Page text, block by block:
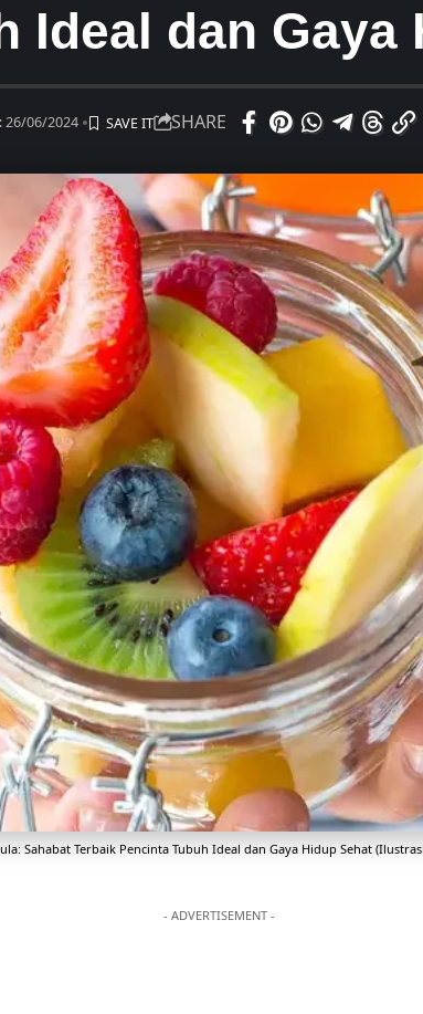
Ideal dan Gaya
26/06/2024 SHARE
Sahabat Terbaik Pencinta Tubuh Ideal dan Gaya Hidup Sehat
- ADVERTISEMENT -